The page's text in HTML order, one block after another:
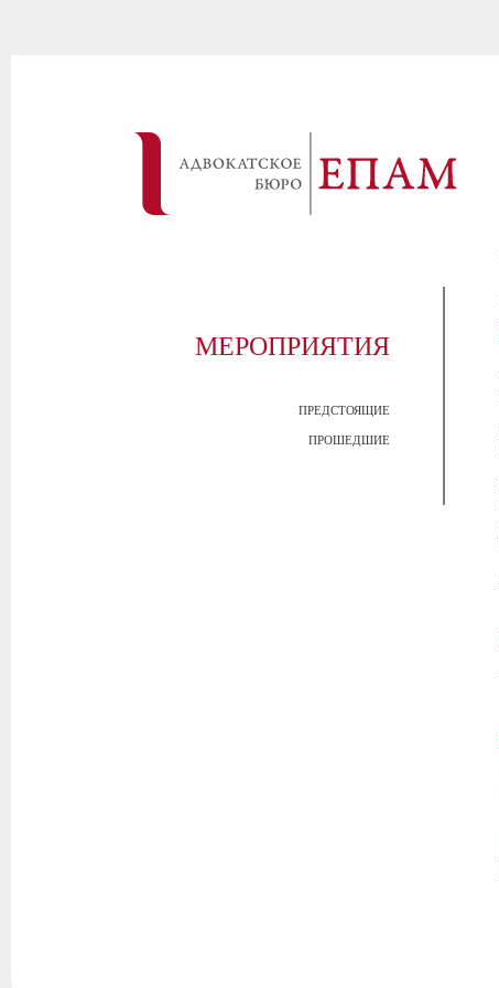
МЕРОПРИЯТИЯ
ПРЕДСТОЯЩИЕ
ПРОШЕДШИЕ